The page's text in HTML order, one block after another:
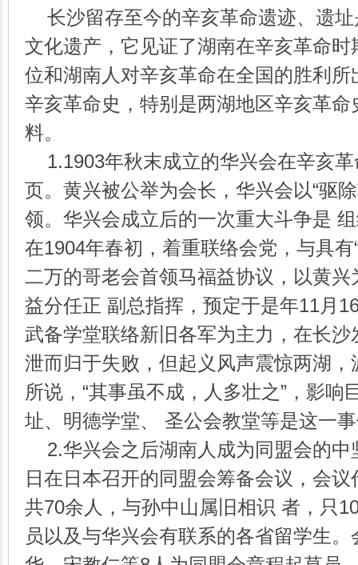
长沙留存至今的辛亥革命遗迹、遗址
文化遗产，它见证了湖南在辛亥革命
位和湖南人对辛亥革命在全国的胜利
辛亥革命史，特别是两湖地区辛亥革
料。
1.1903年秋末成立的华兴会在辛亥
页。黄兴被公举为会长，华兴会以“驱
领。华兴会成立后的一次重大斗争是
在1904年春初，着重联络会党，与具有
二万的哥老会首领马福益协议，以黄
益分任正 副总指挥，预定于是年11月
武备学堂联络新旧各军为主力，在长
泄而归于失败，但起义风声震惊两湖
所说，“其事虽不成，人多壮之”，影响
址、明德学堂、 圣公会教堂等是这一
2.华兴会之后湖南人成为同盟会的中
日在日本召开的同盟会筹备会议，会
共70余人，与孙中山属旧相识 者，只
员以及与华兴会有联系的各省留学生